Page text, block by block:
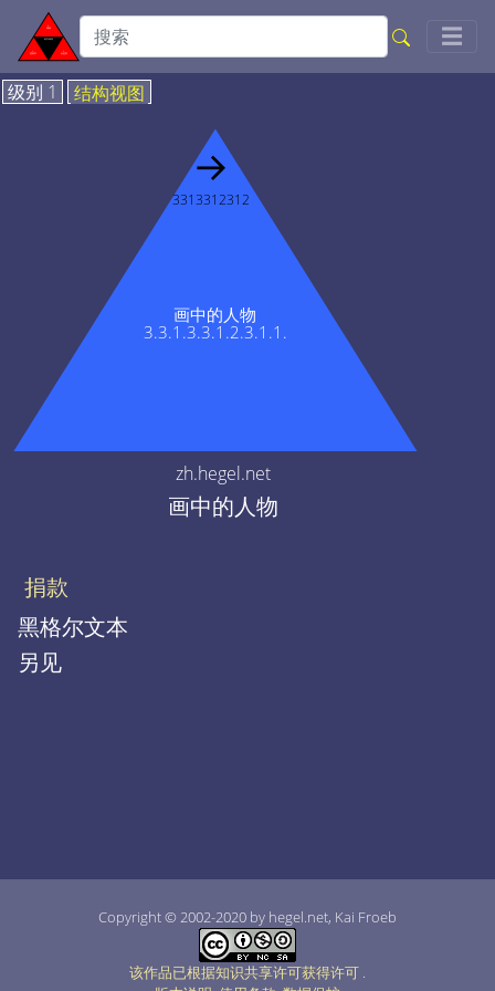
☰
级别 1 结构视图
画中的人物
3.3.1.3.3.1.2.3.1.1.
→
3313312312
zh.hegel.net
画中的人物
捐款
黑格尔文本
另见
Copyright © 2002-2020 by hegel.net, Kai Froeb
该作品已根据知识共享许可获得许可 .